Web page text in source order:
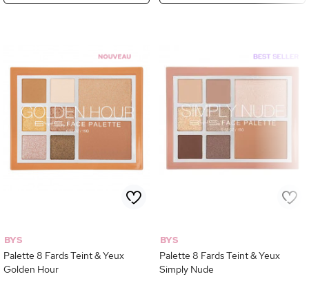
BYS
Palette 8 Fards Teint & Yeux
Golden Hour
BYS
Palette 8 Fards Teint & Yeux
Simply Nude